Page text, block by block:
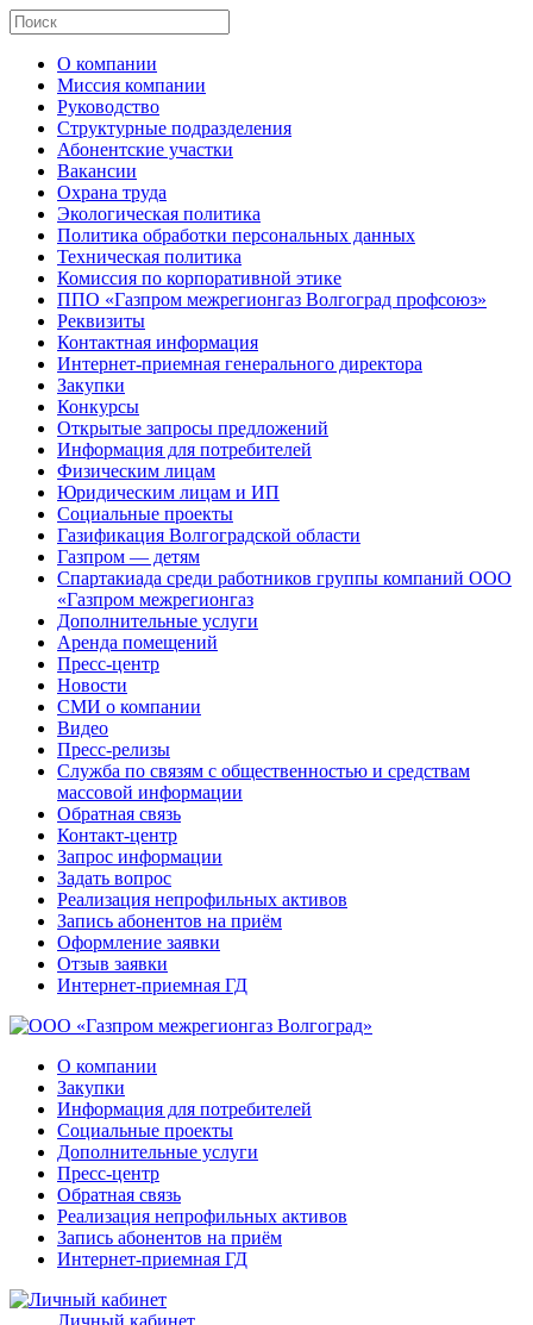
О компании
Миссия компании
Руководство
Структурные подразделения
Абонентские участки
Вакансии
Охрана труда
Экологическая политика
Политика обработки персональных данных
Техническая политика
Комиссия по корпоративной этике
ППО «Газпром межрегионгаз Волгоград профсоюз»
Реквизиты
Контактная информация
Интернет-приемная генерального директора
Закупки
Конкурсы
Открытые запросы предложений
Информация для потребителей
Физическим лицам
Юридическим лицам и ИП
Социальные проекты
Газификация Волгоградской области
Газпром — детям
Спартакиада среди работников группы компаний ООО
«Газпром межрегионгаз
Дополнительные услуги
Аренда помещений
Пресс-центр
Новости
СМИ о компании
Видео
Пресс-релизы
Служба по связям с общественностью и средствам
массовой информации
Обратная связь
Контакт-центр
Запрос информации
Задать вопрос
Реализация непрофильных активов
Запись абонентов на приём
Оформление заявки
Отзыв заявки
Интернет-приемная ГД
О компании
Закупки
Информация для потребителей
Социальные проекты
Дополнительные услуги
Пресс-центр
Обратная связь
Реализация непрофильных активов
Запись абонентов на приём
Интернет-приемная ГД
Личный кабинет